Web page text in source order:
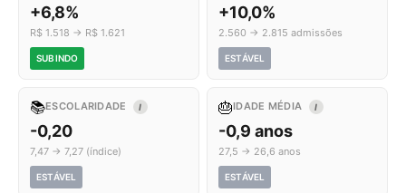
+6,8%
R$ 1.518 → R$ 1.621
SUBINDO
+10,0%
2.560 → 2.815 admissões
ESTÁVEL
📚ESCOLARIDADE I
-0,20
7,47 → 7,27 (índice)
ESTÁVEL
🎂IDADE MÉDIA I
-0,9 anos
27,5 → 26,6 anos
ESTÁVEL